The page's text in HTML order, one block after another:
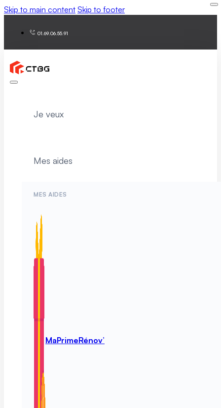
Skip to main content Skip to footer
01.69.06.55.91
Je veux
Mes aides
MES AIDES
MaPrimeRénov’